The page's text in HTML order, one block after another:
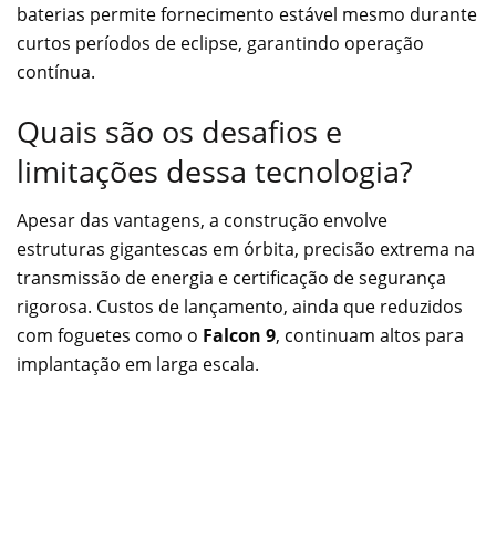
baterias permite fornecimento estável mesmo durante
curtos períodos de eclipse, garantindo operação
contínua.
Quais são os desafios e
limitações dessa tecnologia?
Apesar das vantagens, a construção envolve
estruturas gigantescas em órbita, precisão extrema na
transmissão de energia e certificação de segurança
rigorosa. Custos de lançamento, ainda que reduzidos
com foguetes como o Falcon 9, continuam altos para
implantação em larga escala.